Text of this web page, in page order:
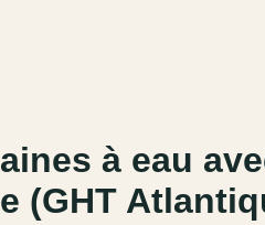
à eau
(GHT